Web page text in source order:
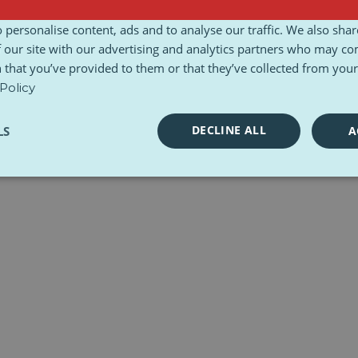
i warunki Karta EtycznaZestawy narzędzi
personalise content, ads and to analyse our traffic. We also
site with our advertising and analytics partners who may
you’ve provided to them or that they’ve collected from
DECLINE ALL